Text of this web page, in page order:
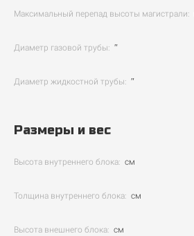
Максимальный перепад высоты магистрали:
Диаметр газовой трубы: ″
Диаметр жидкостной трубы: ″
Размеры и вес
Высота внутреннего блока: см
Толщина внутреннего блока: см
Высота внешнего блока: см